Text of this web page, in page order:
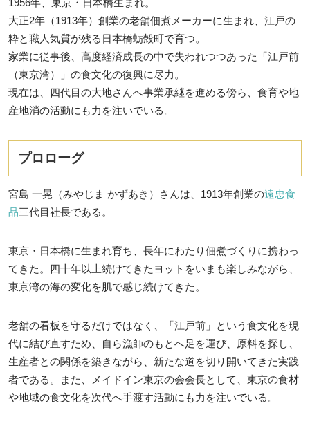
大正2年（1913年）創業の老舗佃煮メーカーに生まれ、江戸の
粋と職人気質が残る日本橋蛎殻町で育つ。
家業に従事後、高度経済成長の中で失われつつあった「江戸前
（東京湾）」の食文化の復興に尽力。
現在は、四代目の大地さんへ事業承継を進める傍ら、食育や地
産地消の活動にも力を注いでいる。
プロローグ
宮島 一晃（みやじま かずあき）さんは、1913年創業の遠忠食
品三代目社長である。
東京・日本橋に生まれ育ち、長年にわたり佃煮づくりに携わっ
てきた。四十年以上続けてきたヨットをいまも楽しみながら、
東京湾の海の変化を肌で感じ続けてきた。
老舗の看板を守るだけではなく、「江戸前」という食文化を現
代に結び直すため、自ら漁師のもとへ足を運び、原料を探し、
生産者との関係を築きながら、新たな道を切り開いてきた実践
者である。また、メイドイン東京の会会長として、東京の食材
や地域の食文化を次代へ手渡す活動にも力を注いでいる。